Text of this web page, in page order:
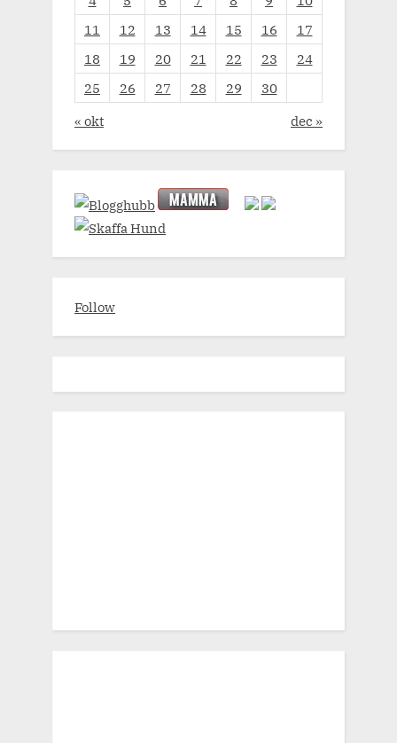
11
12 13 14 15 16
17
18
19 20 21 22 23
24
25
26 27 28 29
30
« okt
dec »
Follow